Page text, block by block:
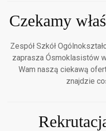
Czekamy
Zespół Szkół
zaprasza Ósmoklasistów
Wam naszą ciekawą
znajdzie